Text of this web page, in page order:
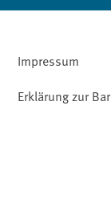
Impressum
Erklärung zur